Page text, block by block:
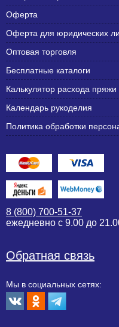
Оферта
Оферта для юридических
Оптовая торговля
Бесплатные каталоги
Калькулятор расхода пряжи
Календарь рукоделия
Политика обработки
8 (800) 700-51-37
ежедневно с 9.00 до
Обратная связь
Мы в социальных сетях: